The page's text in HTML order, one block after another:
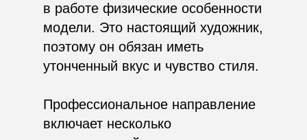
в работе физические особенности
модели. Это настоящий художник,
поэтому он обязан иметь
утонченный вкус и чувство стиля.
Профессиональное направление
включает несколько